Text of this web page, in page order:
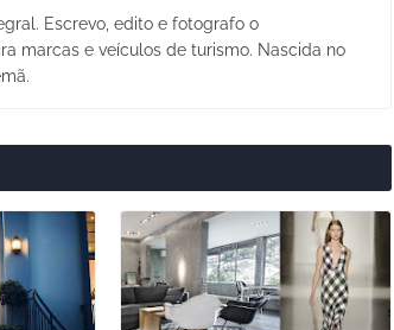
Escrevo, edito e fotografo o
marcas e veículos de turismo. Nascida no